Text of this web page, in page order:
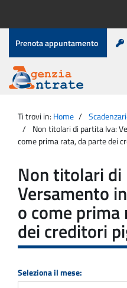
contenuto
Menu
di
servizio
Prenota appuntamento
Agenzia
Entrate
principale
Ti trovi in: Home
Non titolari di partita Iva:
come prima rata, da parte dei
Non titolari
Versamento
o come
dei creditori
Seleziona il mese: